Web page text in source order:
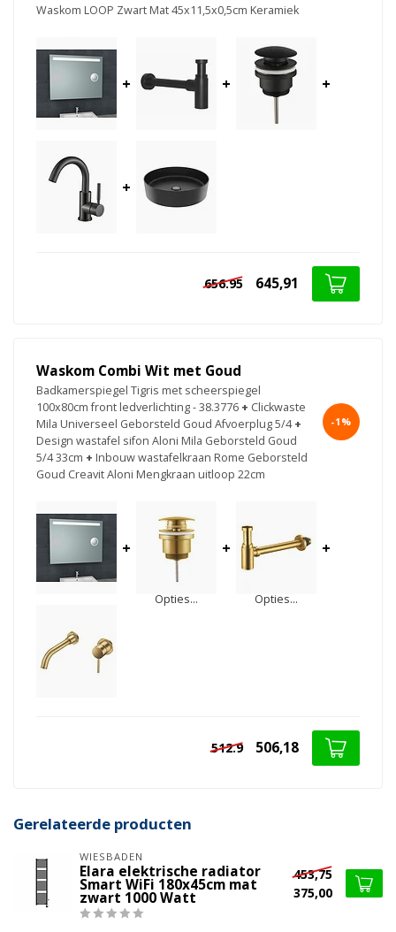
Waskom LOOP Zwart Mat 45x11,5x0,5cm Keramiek
+ + +
+
656.95 645,91
Waskom Combi Wit met Goud
Badkamerspiegel Tigris met scheerspiegel
100x80cm front ledverlichting - 38.3776 + Clickwaste
Mila Universeel Geborsteld Goud Afvoerplug 5/4 +
Design wastafel sifon Aloni Mila Geborsteld Goud
5/4 33cm + Inbouw wastafelkraan Rome Geborsteld
Goud Creavit Aloni Mengkraan uitloop 22cm
-1%
+
Opties...
+
Opties...
+
512.9 506,18
Gerelateerde producten
WIESBADEN
Elara elektrische radiator
Smart WiFi 180x45cm mat
zwart 1000 Watt
453,75
375,00